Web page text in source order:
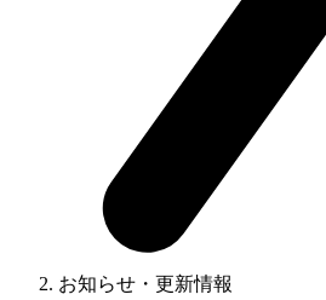
お知らせ・更新情報